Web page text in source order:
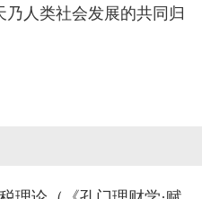
人类社会发展的共同归